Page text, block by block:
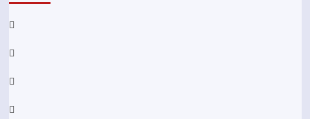
Facebook
YouTube
Telegram
Instagram